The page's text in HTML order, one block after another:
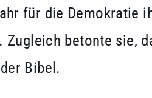
für die Demokratie
betonte sie,
Bibel.